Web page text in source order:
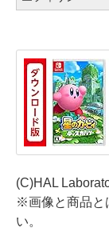
(C)HAL
※画像と商品と
い。